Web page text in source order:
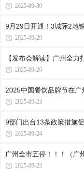
2025-09-30
9月29日开通！3城际2地
2025-09-29
【发布会解读】广州全力
2025-09-26
2025中国餐饮品牌节在广
2025-09-23
9部门出台13条政策措施
2025-09-24
广州全市五停！！！（广
2025-09-23